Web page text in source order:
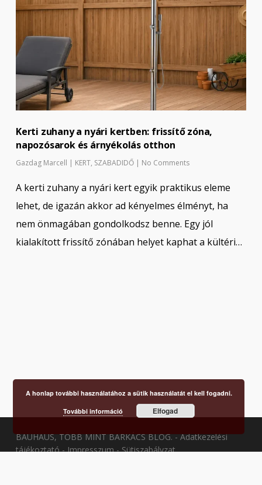
Kerti zuhany a nyári kertben: frissítő zóna,
napozósarok és árnyékolás otthon
Gazdag Marcell | KERT, SZABADIDŐ | No Comments
A kerti zuhany a nyári kert egyik praktikus eleme
lehet, de igazán akkor ad kényelmes élményt, ha
nem önmagában gondolkodsz benne. Egy jól
kialakított frissítő zónában helyet kaphat a kültéri…
BAUHAUS, TÖBB MINT BARKÁCS BLOG. -Adatkezelési
tájékoztató-Impresszum-Sütiszabályzat
A honlap további használatához a sütik használatát el kell fogadni.
További információ Elfogad